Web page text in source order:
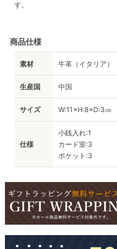
す。
商品仕様
素材 牛革（イタリア）
生産国 中国
サイズ W:11×H:8×D:3㎝
仕様
小銭入れ:1
カード室:3
ポケット:3